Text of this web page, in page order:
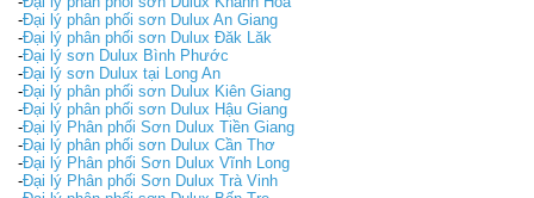
-Đại lý phân phối sơn Dulux An Giang
-Đại lý phân phối sơn Dulux Đăk Lăk
-Đại lý sơn Dulux Bình Phước
-Đại lý sơn Dulux tại Long An
-Đại lý phân phối sơn Dulux Kiên Giang
-Đại lý phân phối sơn Dulux Hậu Giang
-Đại lý Phân phối Sơn Dulux Tiền Giang
-Đại lý phân phối sơn Dulux Cần Thơ
-Đại lý Phân phối Sơn Dulux Vĩnh Long
-Đại lý Phân phối Sơn Dulux Trà Vinh